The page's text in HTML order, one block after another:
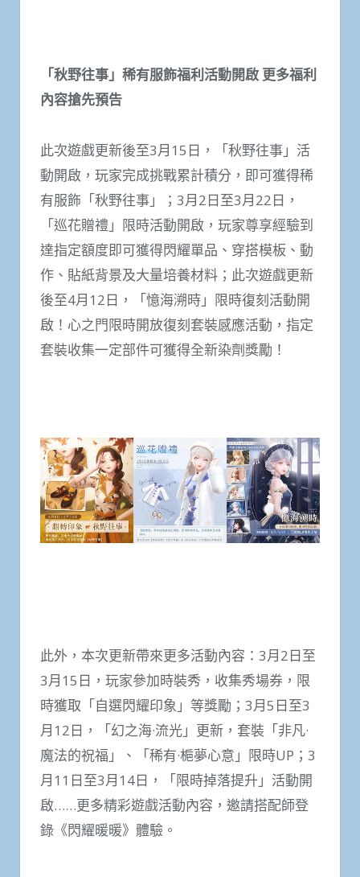
「秋野往事」稀有服飾福利活動開啟 更多福利
內容搶先預告
此次遊戲更新後至3月15日，「秋野往事」活
動開啟，玩家完成挑戰累計積分，即可獲得稀
有服飾「秋野往事」；3月2日至3月22日，
「巡花贈禮」限時活動開啟，玩家尊享經驗到
達指定額度即可獲得閃耀單品、穿搭模板、動
作、貼紙背景及大量培養材料；此次遊戲更新
後至4月12日，「憶海溯時」限時復刻活動開
啟！心之門限時開放復刻套裝感應活動，指定
套裝收集一定部件可獲得全新染劑獎勵！
此外，本次更新帶來更多活動內容：3月2日至
3月15日，玩家參加時裝秀，收集秀場券，限
時獲取「自選閃耀印象」等獎勵；3月5日至3
月12日，「幻之海·流光」更新，套裝「非凡·
魔法的祝福」、「稀有·梔夢心意」限時UP；3
月11日至3月14日，「限時掉落提升」活動開
啟……更多精彩遊戲活動內容，邀請搭配師登
錄《閃耀暖暖》體驗。